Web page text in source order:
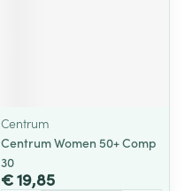
Centrum
Centrum Women 50+ Comp
30
€ 19,85